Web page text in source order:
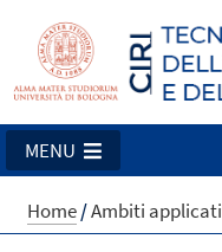
MENU
Home/Ambiti